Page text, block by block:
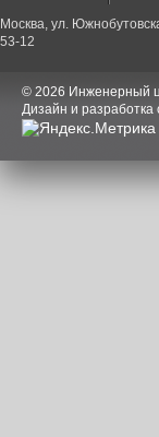
Москва, ул.
53-12
© 2026 Инженерный
Дизайн и